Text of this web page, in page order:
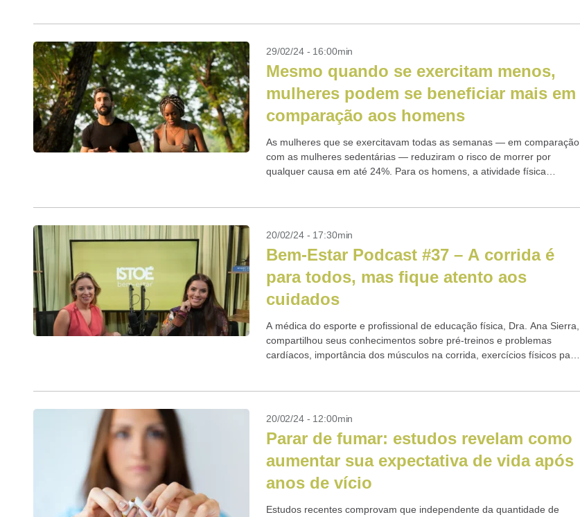
29/02/24 - 16:00min
Mesmo quando se exercitam menos,
mulheres podem se beneficiar mais em
comparação aos homens
As mulheres que se exercitavam todas as semanas — em comparação
com as mulheres sedentárias — reduziram o risco de morrer por
qualquer causa em até 24%. Para os homens, a atividade física
20/02/24 - 17:30min
Bem-Estar Podcast #37 – A corrida é
para todos, mas fique atento aos
cuidados
A médica do esporte e profissional de educação física, Dra. Ana Sierra,
compartilhou seus conhecimentos sobre pré-treinos e problemas
cardíacos, importância dos músculos na corrida, exercícios físicos para
20/02/24 - 12:00min
Parar de fumar: estudos revelam como
aumentar sua expectativa de vida após
anos de vício
Estudos recentes comprovam que independente da quantidade de